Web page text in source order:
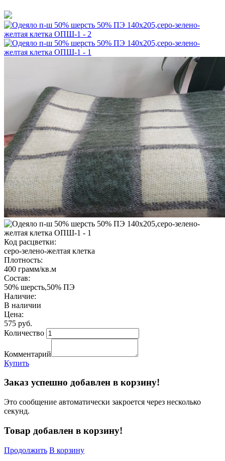
Код расцветки:
серо-зелено-желтая клетка
Плотность:
400 грамм/кв.м
Состав:
50% шерсть,50% ПЭ
Наличие:
В наличии
Цена:
575 руб.
Количество
Комментарий
Купить
Заказ успешно добавлен в корзину!
Это сообщение автоматически закроется через несколько
секунд.
Товар добавлен в корзину!
Продолжить В корзину